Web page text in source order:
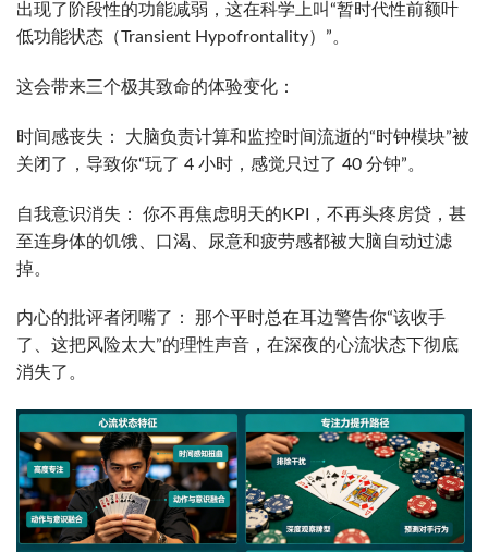
出现了阶段性的功能减弱，这在科学上叫“暂时代性前额叶
低功能状态（Transient Hypofrontality）”。
这会带来三个极其致命的体验变化：
时间感丧失： 大脑负责计算和监控时间流逝的“时钟模块”被
关闭了，导致你“玩了 4 小时，感觉只过了 40 分钟”。
自我意识消失： 你不再焦虑明天的KPI，不再头疼房贷，甚
至连身体的饥饿、口渴、尿意和疲劳感都被大脑自动过滤
掉。
内心的批评者闭嘴了： 那个平时总在耳边警告你“该收手
了、这把风险太大”的理性声音，在深夜的心流状态下彻底
消失了。